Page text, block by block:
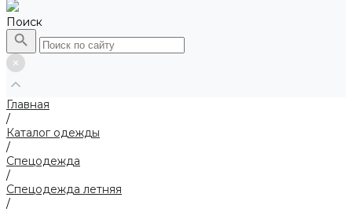
Поиск
Главная
/
Каталог одежды
/
Спецодежда
/
Спецодежда летняя
/